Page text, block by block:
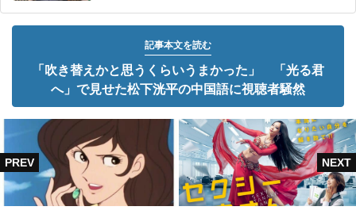
記事本文を読む
「吹き替えかと思うくらいうまかった」 「光る君
へ」で見せた松下洸平の中国語に視聴者騒然